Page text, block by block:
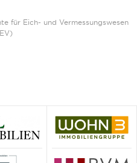
für Eich- und Vermessungswesen